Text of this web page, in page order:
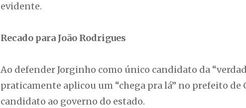
evidente.
Recado para João Rodrigues
Ao defender Jorginho como único candidato da
praticamente aplicou um “chega pra lá” no prefeito de
candidato ao governo do estado.